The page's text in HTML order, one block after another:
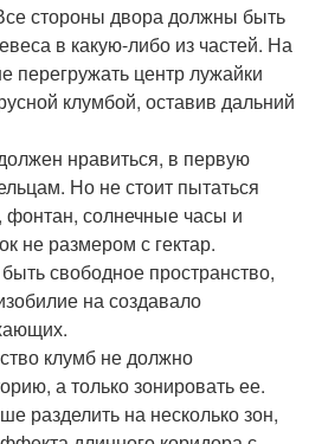
стороны двора должны быть
в какую-либо из частей. На
перегружать центр лужайки
клумбой, оставив дальний
нравиться, в первую
Но не стоит пытаться
фонтан, солнечные часы и
не размером с гектар.
свободное пространство,
на создавало
клумб не должно
а только зонировать ее.
разделить на несколько зон,